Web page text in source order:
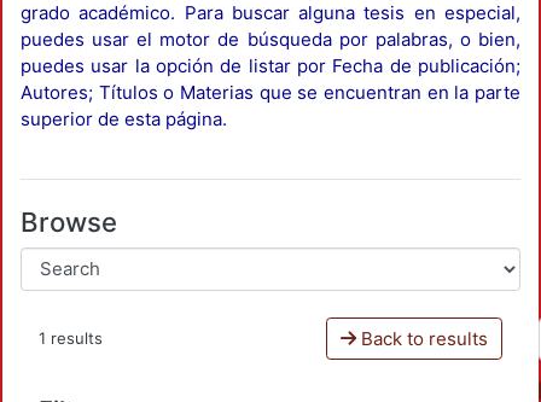
grado académico. Para buscar alguna tesis en especial,
puedes usar el motor de búsqueda por palabras, o bien,
puedes usar la opción de listar por Fecha de publicación;
Autores; Títulos o Materias que se encuentran en la parte
superior de esta página.
Browse
1 results Back to results